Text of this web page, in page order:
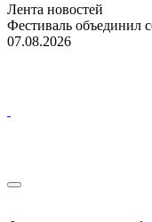
Лента новостей
Фестиваль объединил
07.08.2026